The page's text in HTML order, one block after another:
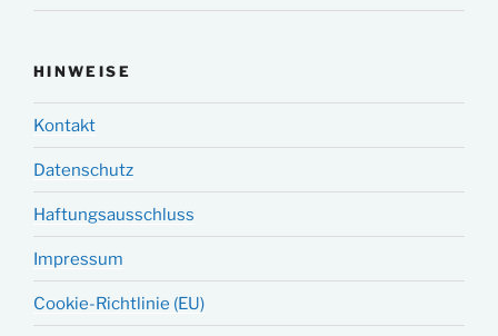
HINWEISE
Kontakt
Datenschutz
Haftungsausschluss
Impressum
Cookie-Richtlinie (EU)